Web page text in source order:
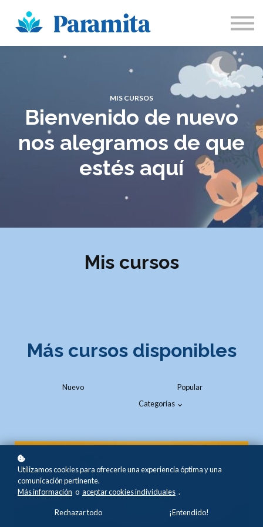
Sobre Nosotros
Participa
MIS CURSOS
Bienvenido de nuevo
nos alegramos de que
estés aquí
Mis cursos
Más cursos disponibles
Nuevo
Popular
Categorías
Utilizamos cookies para ofrecerle una experiencia óptima y una
comunicación pertinente.
Más información o aceptar cookies individuales .
Rechazar todo ¡Entendido!